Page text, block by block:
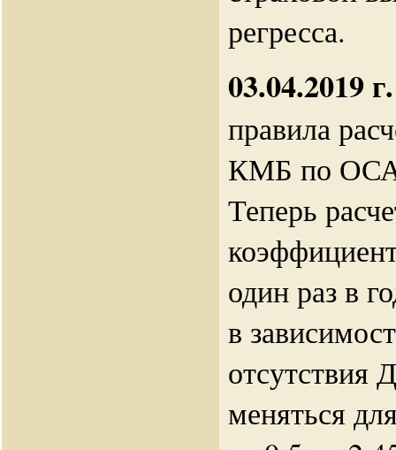
регресса.
03.04.2019
правила
КМБ по
Теперь
один раз в
в
меняться